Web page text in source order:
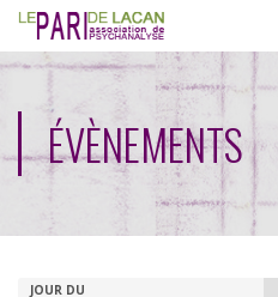
ÉVÈNEMENTS
JOUR DU